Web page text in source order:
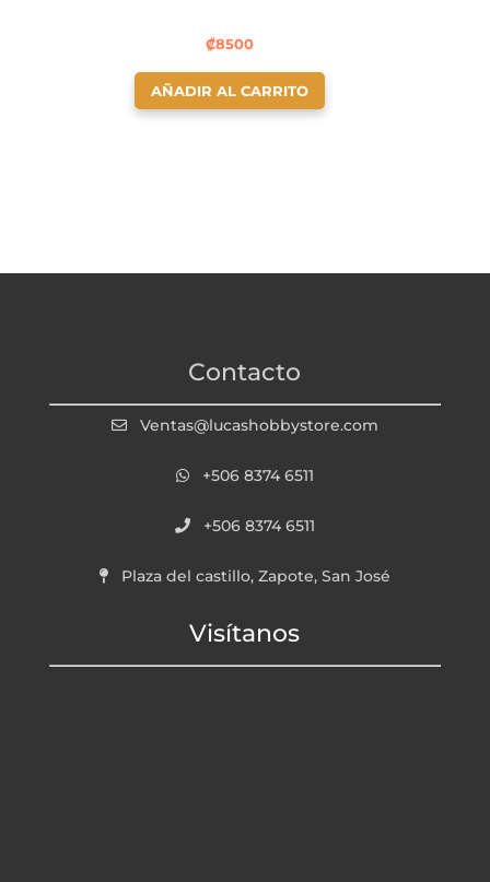
₡8500
AÑADIR AL CARRITO
Contacto
Ventas@lucashobbystore.com
+506 8374 6511
+506 8374 6511
Plaza del castillo, Zapote, San José
Visítanos